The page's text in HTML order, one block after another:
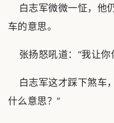
白志军微微一怔，他
车的意思。
张扬怒吼道：“我让你
白志军这才踩下煞车
什么意思？”